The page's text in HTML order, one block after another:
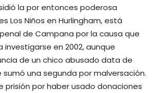
la por entonces poderosa
Los Niños en Hurlingham, está
de Campana por la causa que
investigarse en 2002, aunque
de un chico abusado data de
sumó una segunda por malversación.
prisión por haber usado donaciones